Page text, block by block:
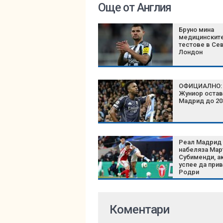
Още от Англия
Бруно мина
тестове в
Лондон
ОФИЦИАЛНО:
Жуниор
Мадрид до
Реал Мадрид
набеляза
Субименди,
успее да
Родри
Коментари